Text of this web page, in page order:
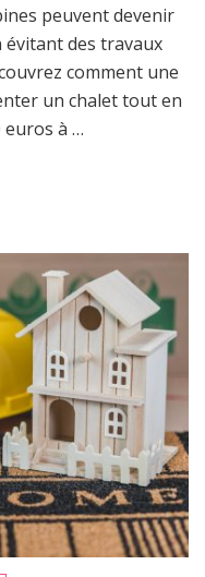
peuvent devenir
évitant des travaux
comment une
un chalet tout en
euros à …